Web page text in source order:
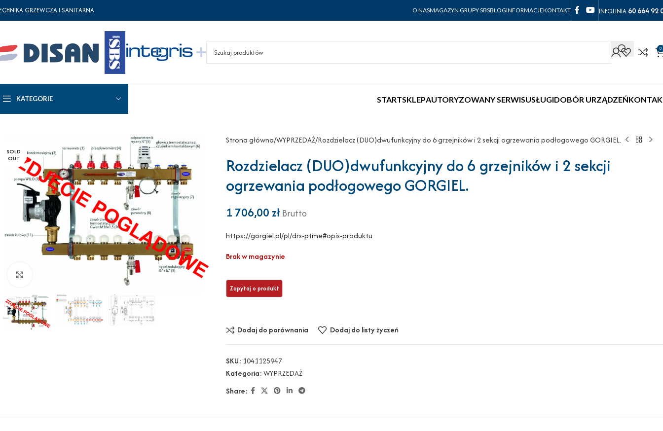
GRZEWCZA I SANITARNA O NASMAGAZYN GRUPY SBSBLOGINFORMACJEKONTAKT INFOLINIA 60 664 92
0
KATEGORIE STARTSKLEPAUTORYZOWANY SERWISUSŁUGIDOBÓR URZĄDZEŃ
SOLD
OUT
Strona główna WYPRZEDAŻ Rozdzielacz (DUO)dwufunkcyjny do 6 grzejników i 2 sekcji ogrzewania podłogowego GORGIEL.
Rozdzielacz (DUO)dwufunkcyjny do 6 grzejników i 2 sekcji
ogrzewania podłogowego GORGIEL.
1 706,00zł Brutto
https://gorgiel.pl/pl/drs-ptme#opis-produktu
Brak w magazynie
Dodaj do porównania Dodaj do listy życzeń
SKU: 1041125947
Kategoria:WYPRZEDAŻ
Share: